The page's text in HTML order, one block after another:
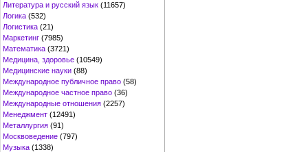
Литература и русский язык (11657)
Логика (532)
Логистика (21)
Маркетинг (7985)
Математика (3721)
Медицина, здоровье (10549)
Медицинские науки (88)
Международное публичное право (58)
Международное частное право (36)
Международные отношения (2257)
Менеджмент (12491)
Металлургия (91)
Москвоведение (797)
Музыка (1338)